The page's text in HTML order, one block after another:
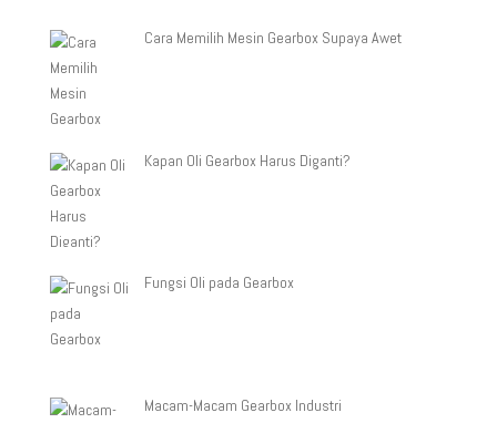
Cara Memilih Mesin Gearbox Supaya Awet
Kapan Oli Gearbox Harus Diganti?
Fungsi Oli pada Gearbox
Macam-Macam Gearbox Industri